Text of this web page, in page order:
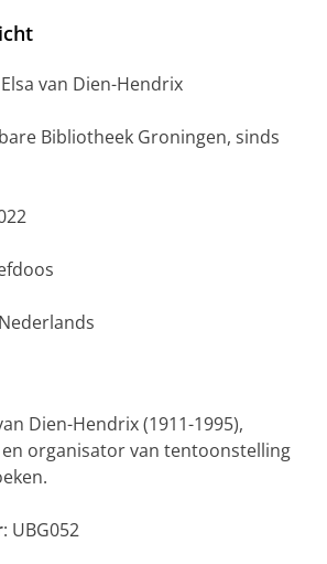
van Dien-Hendrix
Bibliotheek Groningen, sinds
Dien-Hendrix (1911-1995),
organisator van tentoonstelling
: UBG052